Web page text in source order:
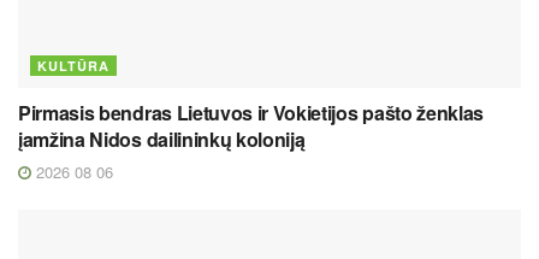
KULTŪRA
Pirmasis bendras Lietuvos ir Vokietijos pašto ženklas
įamžina Nidos dailininkų koloniją
2026 08 06